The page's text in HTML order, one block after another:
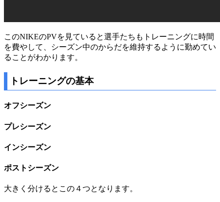
このNIKEのPVを見ていると選手たちもトレーニングに時間
を費やして、シーズン中のからだを維持するように勤めてい
ることがわかります。
トレーニングの基本
オフシーズン
プレシーズン
インシーズン
ポストシーズン
大きく分けるとこの４つとなります。